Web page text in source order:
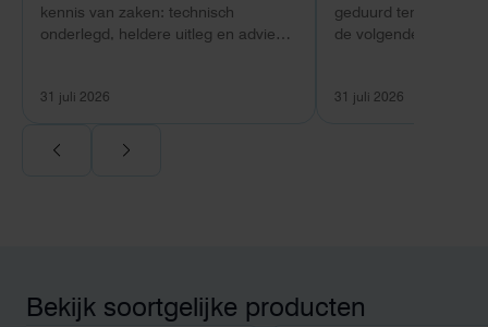
kennis van zaken: technisch
onderlegd, heldere uitleg en advies
Ook de nazorg is uitgebreid.
Voor ondernemers extra interessant:
kwart van die kosten, plus
noodstroom voor de hele camping
31 juli 2026
geduurd terwijl bij
de volgende dag al
31 juli 2026
Bekijk soortgelijke producten